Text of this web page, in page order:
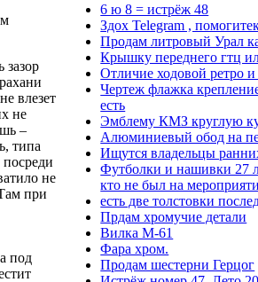
зазор
влезет
не
–
типа
не
при
под
6 ю 8 = истрёж 48
Здох Telegram ,
Продам литровый Урал
Крышку переднего гтц
Отличие ходовой ретро и
Чертеж флажка
есть
Эмблему КМЗ круглую
Алюминиевый обод на
Ищутся владельцы
Футболки и нашивки 27
кто не был на
есть две толстовки
Прдам хромучие детали
Вилка М-61
Фара хром.
Продам шестерни Герцог